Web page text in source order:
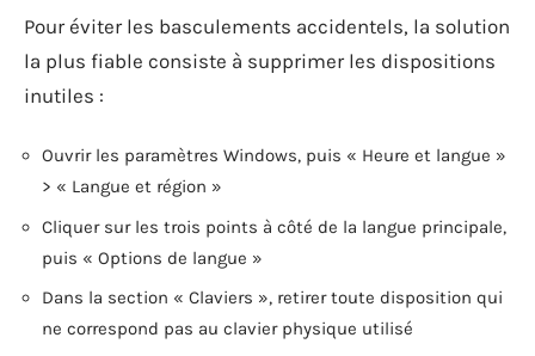
Pour éviter les basculements accidentels, la solution
la plus fiable consiste à supprimer les dispositions
inutiles :
Ouvrir les paramètres Windows, puis « Heure et langue »
> « Langue et région »
Cliquer sur les trois points à côté de la langue principale,
puis « Options de langue »
Dans la section « Claviers », retirer toute disposition qui
ne correspond pas au clavier physique utilisé